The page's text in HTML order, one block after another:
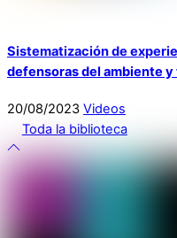
Sistematización de
defensoras del ambiente
20/08/2023 Videos
Toda la biblioteca